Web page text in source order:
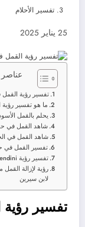
تفسير الأحلام
25 يناير 2025
عناصر
تفسير رؤية
ما هو تفسير
يحلم بالقمل
شاهد القمل في
شاهد القمل في
تفسير القمل في
تفسير رؤية Lendini في حلم وفقًا للشيخ النابول
رؤية لإزالة
لابن سيرين
تفسير